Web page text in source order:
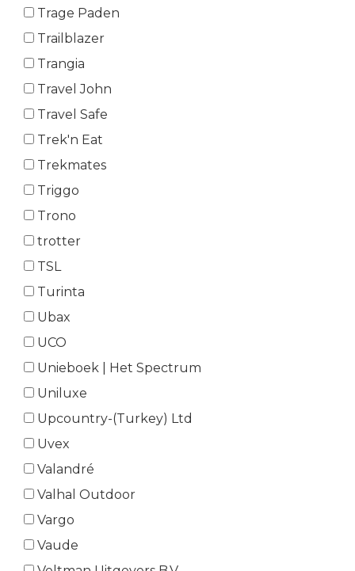
Trage Paden
Trailblazer
Trangia
Travel John
Travel Safe
Trek'n Eat
Trekmates
Triggo
Trono
trotter
TSL
Turinta
Ubax
UCO
Unieboek | Het Spectrum
Uniluxe
Upcountry-(Turkey) Ltd
Uvex
Valandré
Valhal Outdoor
Vargo
Vaude